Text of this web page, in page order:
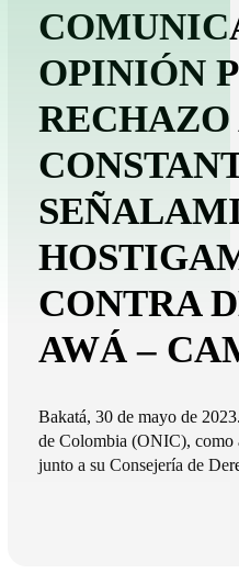
OPINIÓN
RECHAZO
CONTRA
AWÁ –
Bakatá, 30 de mayo de
de Colombia (ONIC), como
junto a su Consejería de